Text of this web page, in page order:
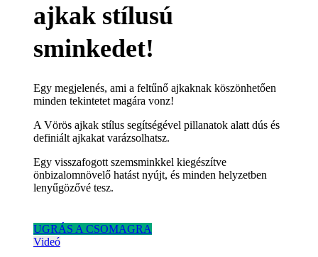
ajkak stílusú
sminkedet!
Egy megjelenés, ami a feltűnő ajkaknak köszönhetően
minden tekintetet magára vonz!
A Vörös ajkak stílus segítségével pillanatok alatt dús és
definiált ajkakat varázsolhatsz.
Egy visszafogott szemsminkkel kiegészítve
önbizalomnövelő hatást nyújt, és minden helyzetben
lenyűgözővé tesz.
UGRÁS A CSOMAGRA
Videó